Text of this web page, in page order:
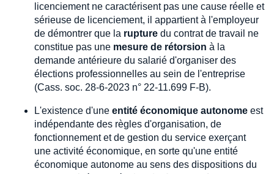
licenciement ne caractérisent pas une cause réelle et
sérieuse de licenciement, il appartient à l'employeur
de démontrer que la rupture du contrat de travail ne
constitue pas une mesure de rétorsion à la
demande antérieure du salarié d'organiser des
élections professionnelles au sein de l'entreprise
(Cass. soc. 28-6-2023 n° 22-11.699 F-B).
L'existence d'une entité économique autonome est
indépendante des règles d'organisation, de
fonctionnement et de gestion du service exerçant
une activité économique, en sorte qu'une entité
économique autonome au sens des dispositions du